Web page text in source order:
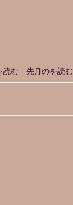
読む 先月のを読む